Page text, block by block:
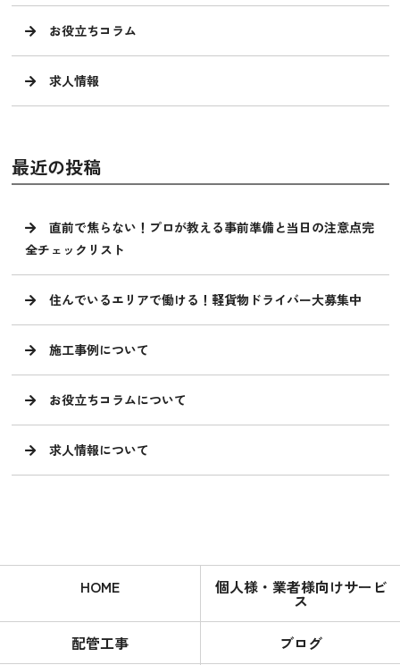
お役立ちコラム
求人情報
最近の投稿
直前で焦らない！プロが教える事前準備と当日の注意点完
全チェックリスト
住んでいるエリアで働ける！軽貨物ドライバー大募集中
施工事例について
お役立ちコラムについて
求人情報について
HOME 個人様・業者様向けサービ
ス
配管工事
ブログ